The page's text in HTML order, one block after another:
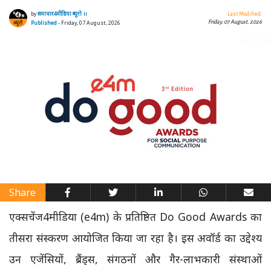
byसमाचार4मीडिया ब्यूरो ।।
Published- Friday, 07 August, 2026
Last Modified:
Friday, 07 August, 2026
Share
एक्सचेंज4मीडिया (e4m) के प्रतिष्ठित Do Good Awards का
तीसरा संस्करण आयोजित किया जा रहा है। इस अवॉर्ड का उद्देश्य
उन एजेंसियों, ब्रैंड्स, संगठनों और गैर-लाभकारी संस्थाओं